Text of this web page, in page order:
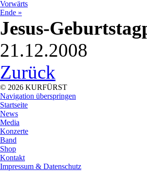
Vorwärts
Ende »
Jesus-
21.12.2008
Zurück
© 2026 KURFÜRST
Navigation überspringen
Startseite
News
Media
Konzerte
Band
Shop
Kontakt
Impressum & Datenschutz